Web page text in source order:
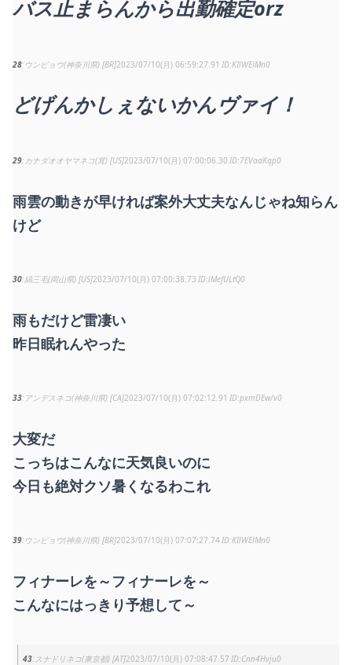
バス止まらんから出勤確定orz
28 ウンピョウ(神奈川県) [BR]2023/07/10(月) 06:59:27.91 KIlWElMn0
どげんかしぇないかんヴァイ！
29 カナダオオヤマネコ(茸) [US]2023/07/10(月) 07:00:06.30 7EVaaKqp0
雨雲の動きが早ければ案外大丈夫なんじゃね知らん
けど
30 縞三毛(岡山県) [US]2023/07/10(月) 07:00:38.73 lMefULtQ0
雨もだけど雷凄い
昨日眠れんやった
33 アンデスネコ(神奈川県) [CA]2023/07/10(月) 07:02:12.91 pxmDEw/v0
大変だ
こっちはこんなに天気良いのに
今日も絶対クソ暑くなるわこれ
39 ウンピョウ(神奈川県) [BR]2023/07/10(月) 07:07:27.74 KIlWElMn0
フィナーレを～フィナーレを～
こんなにはっきり予想して～
43 スナドリネコ(東京都) [AT]2023/07/10(月) 07:08:47.57 Cnn4Hvju0